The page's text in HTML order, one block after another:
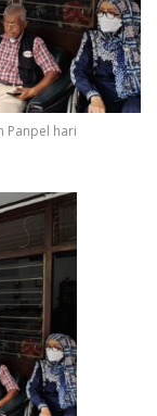
Panpel hari